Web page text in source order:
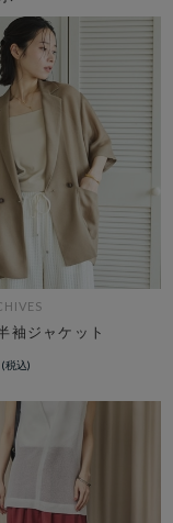
袖ジャケット